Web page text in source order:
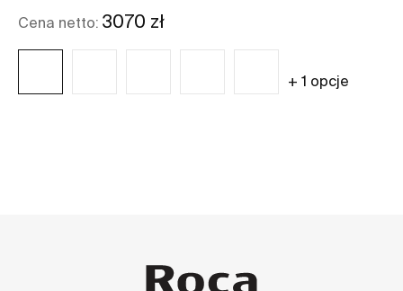
Cena netto: 3070 zł
+ 1 opcje